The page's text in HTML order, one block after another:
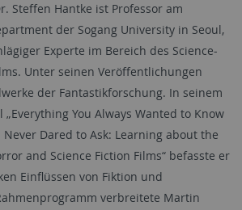
Steffen Hantke ist Professor am
der Sogang University in Seoul,
Experte im Bereich des Science-
Unter seinen Veröffentlichungen
der Fantastikforschung. In seinem
You Always Wanted to Know
Dared to Ask: Learning about the
and Science Fiction Films“ befasste er
Einflüssen von Fiktion und
verbreitete Martin